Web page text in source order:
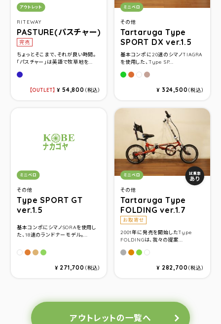
RITEWAY
PASTURE(パスチャー)
完売
カテゴリ：
アウトレット
ちょっとそこまで、それが良い時間。
「パスチャー」は英語で牧草地を...
グロスネイビー
OUTLET ¥ 54,800 （税込）
その他
Tartaruga Type
SPORT DX ver.1.5
カテゴリ：
ミニベロ
基本コンポに20速のシマノTIAGRA
を使用した、Type SP...
グリーン
ボンバーオレンジ
パールホワイト
ユーロブラウン
¥ 324,500（税込）
その他
Type SPORT GT
ver.1.5
カテゴリ：
ミニベロ
基本コンポにシマノSORAを使用し
た、18速のランドナーモデル。...
パールホワイト
ボンバーオレンジ
ユーロブラウン
グリーン
¥ 271,700 （税込）
その他
Tartaruga Type
FOLDING ver.1.7
お取寄せ
カテゴリ：
ミニベロ 試乗車
あり
2001年に発売を開始したType
FOLDINGは、我々の提案...
ユーロブラウン
ボンバーオレンジ
グリーン
パールホワイト
¥ 282,700（税込）
アウトレットの一覧へ